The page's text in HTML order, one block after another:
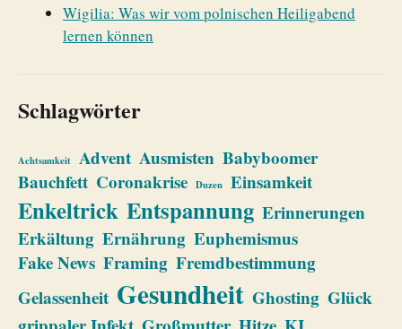
Wigilia: Was wir vom polnischen Heiligabend
lernen können
Schlagwörter
Achtsamkeit Advent Ausmisten Babyboomer
Bauchfett Coronakrise Duzen Einsamkeit
Enkeltrick Entspannung Erinnerungen
Erkältung Ernährung Euphemismus
Fake News Framing Fremdbestimmung
Gelassenheit Gesundheit Ghosting Glück